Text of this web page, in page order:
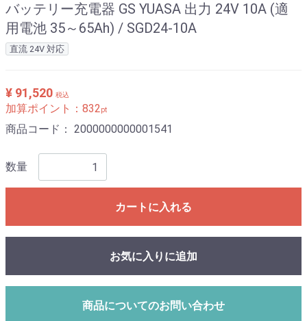
バッテリー充電器 GS YUASA 出力 24V 10A (適
用電池 35～65Ah) / SGD24-10A
直流 24V 対応
¥ 91,520 税込
加算ポイント： 832pt
商品コード： 2000000000001541
数量
カートに入れる
お気に入りに追加
商品についてのお問い合わせ